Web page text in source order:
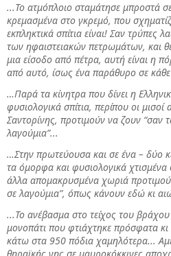
...Το ατμόπλοιο σταμάτησε μπροστά
κρεμασμένα στο γκρεμό, που
εκπληκτικά σπίτια είναι! Σαν τρύπες
των ηφαιστειακών πετρωμάτων, και
μια είσοδο από πέτρα, αυτή είναι η
από αυτό, ίσως ένα παράθυρο σε
…Παρά τα κίνητρα που δίνει η
φυσιολογικά σπίτια, περίπου οι
Σαντορίνης, προτιμούν να ζουν “σαν
λαγούμια”...
…Στην πρωτεύουσα και σε ένα – δύο
τα όμορφα και φυσιολογικά
άλλα απομακρυσμένα χωριά
σε λαγούμια”, όπως κάνουν εδώ κι
...Το ανέβασμα στο τείχος του βράχου
μονοπάτι που φτιάχτηκε πρόσφατα
κάτω στα 950 πόδια χαμηλότερα...